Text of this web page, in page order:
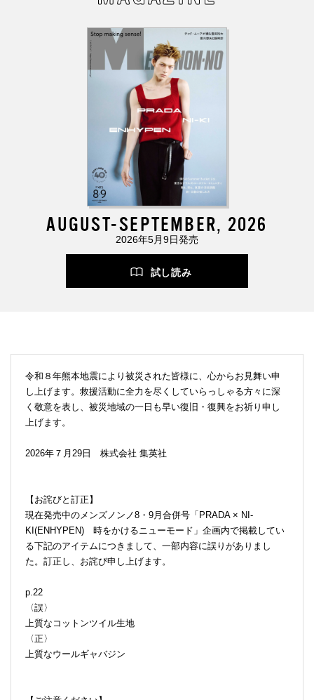
AUGUST-SEPTEMBER, 2026
2026年5月9日発売
試し読み
令和８年熊本地震により被災された皆様に、心からお見舞い申
し上げます。救援活動に全力を尽くしていらっしゃる方々に深
く敬意を表し、被災地域の一日も早い復旧・復興をお祈り申し
上げます。
2026年７月29日 株式会社 集英社
【お詫びと訂正】
現在発売中のメンズノンノ8・9月合併号「PRADA × NI-
KI(ENHYPEN) 時をかけるニューモード」企画内で掲載してい
る下記のアイテムにつきまして、一部内容に誤りがありまし
た。訂正し、お詫び申し上げます。
p.22
〈誤〉
上質なコットンツイル生地
〈正〉
上質なウールギャバジン